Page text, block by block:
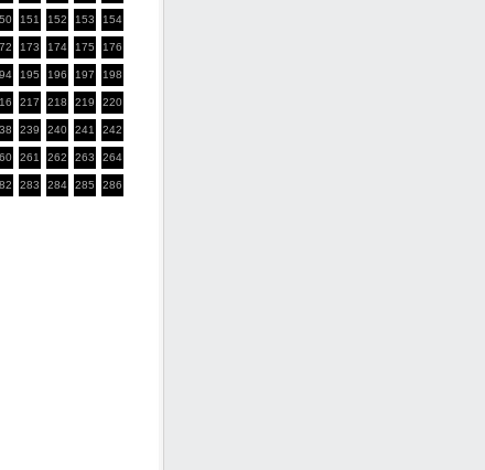
151 152 153 154
173 174 175 176
195 196 197 198
217 218 219 220
239 240 241 242
261 262 263 264
283 284 285 286